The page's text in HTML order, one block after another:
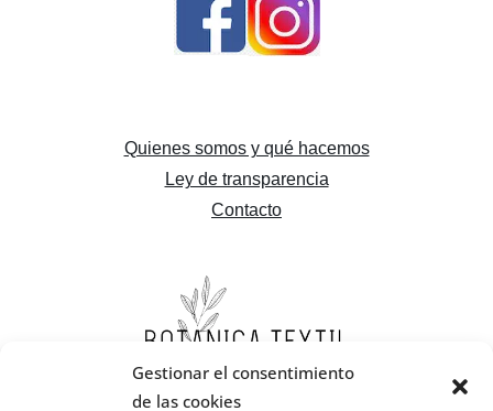
Gestionar el consentimiento
de las cookies
Quienes somos y qué hacemos
Ley de transparencia
Contacto